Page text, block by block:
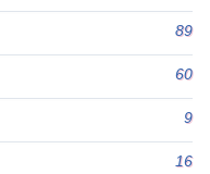
89
60
9
16